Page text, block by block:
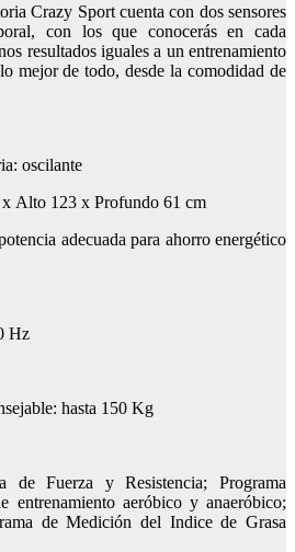
Crazy Sport cuenta con dos sensores
con los que conocerás en cada
resultados iguales a un entrenamiento
mejor de todo, desde la comodidad de
oscilante
Alto 123 x Profundo 61 cm
adecuada para ahorro energético
Hz
hasta 150 Kg
de Fuerza y Resistencia; Programa
entrenamiento aeróbico y anaeróbico;
de Medición del Indice de Grasa